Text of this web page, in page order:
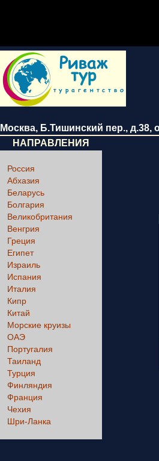
Москва, Б.Тишинский пер., д.38,
НАПРАВЛЕНИЯ
Россия
Абхазия
Беларусь
Болгария
Великобритания
Венгрия
Греция
Египет
Израиль
Испания
Италия
Кипр
Китай
Морские круизы
ОАЭ
Португалия
Таиланд
Турция
Финляндия
Франция
Чехия
Шри-Ланка